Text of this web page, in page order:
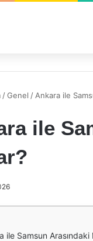
/Genel / Ankara ile
ile
ile Samsun